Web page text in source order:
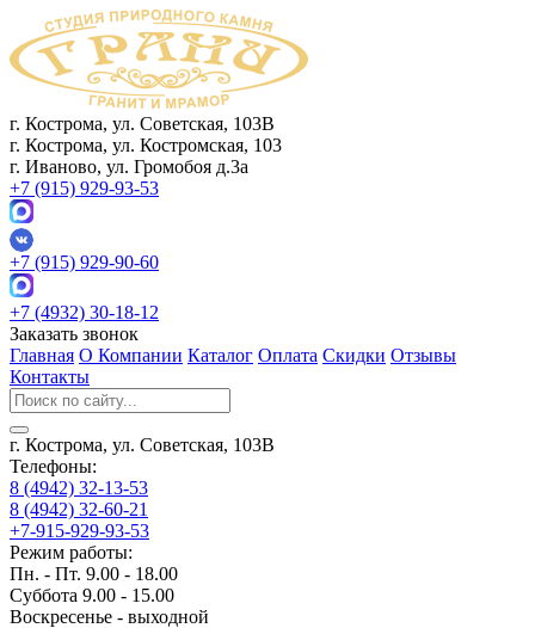
г. Кострома, ул. Советская, 103В
г. Кострома, ул. Костромская, 103
г. Иваново, ул. Громобоя д.3а
+7 (915) 929-93-53
+7 (915) 929-90-60
+7 (4932) 30-18-12
Заказать звонок
Главная О Компании Каталог Оплата Скидки Отзывы
Контакты
г. Кострома, ул. Советская, 103В
Телефоны:
8 (4942) 32-13-53
8 (4942) 32-60-21
+7-915-929-93-53
Режим работы:
Пн. - Пт. 9.00 - 18.00
Суббота 9.00 - 15.00
Воскресенье - выходной